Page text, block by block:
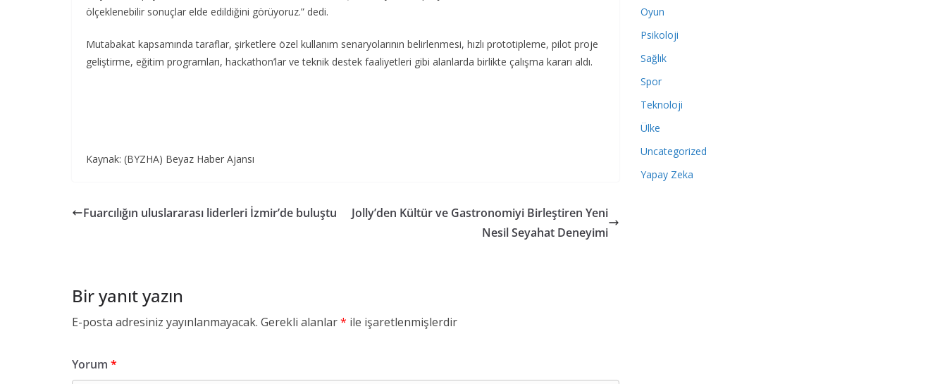
ölçeklenebilir sonuçlar elde edildiğini görüyoruz.” dedi.
Mutabakat kapsamında taraflar, şirketlere özel kullanım senaryolarının belirlenmesi, hızlı prototipleme, pilot proje
geliştirme, eğitim programları, hackathon’lar ve teknik destek faaliyetleri gibi alanlarda birlikte çalışma kararı aldı.
Kaynak: (BYZHA) Beyaz Haber Ajansı
Fuarcılığın uluslararası liderleri İzmir’de buluştu
Jolly’den Kültür ve Gastronomiyi Birleştiren Yeni
Nesil Seyahat Deneyimi
Bir yanıt yazın
E-posta adresiniz yayınlanmayacak. Gerekli alanlar* ile işaretlenmişlerdir
Yorum *
Oyun
Psikoloji
Sağlık
Spor
Teknoloji
Ülke
Uncategorized
Yapay Zeka